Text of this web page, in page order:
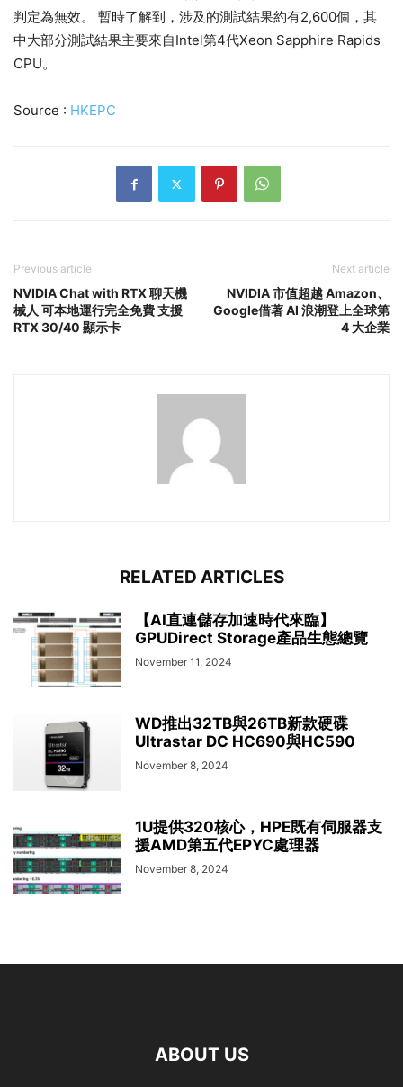
判定為無效。 暫時了解到，涉及的測試結果約有2,600個，其
中大部分測試結果主要來自Intel第4代Xeon Sapphire Rapids
CPU。
Source : HKEPC
Previous article
NVIDIA Chat with RTX 聊天機
械人 可本地運行完全免費 支援
RTX 30/40 顯示卡
Next article
NVIDIA 市值超越 Amazon、
Google借著 AI 浪潮登上全球第
4 大企業
RELATED ARTICLES
【AI直連儲存加速時代來臨】
GPUDirect Storage產品生態總覽
November 11, 2024
WD推出32TB與26TB新款硬碟
Ultrastar DC HC690與HC590
November 8, 2024
1U提供320核心，HPE既有伺服器支
援AMD第五代EPYC處理器
November 8, 2024
ABOUT US